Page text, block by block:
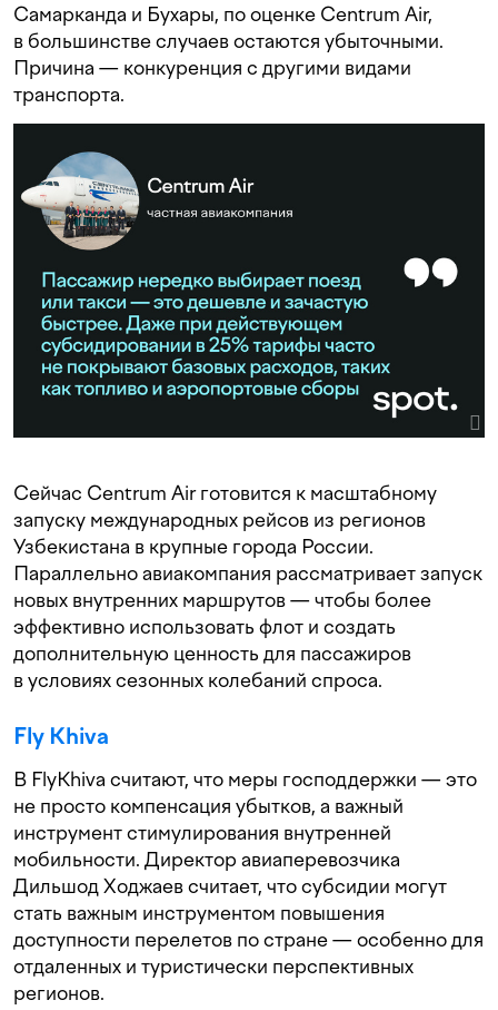
Самарканда и Бухары, по оценке Centrum Air,
в большинстве случаев остаются убыточными.
Причина — конкуренция с другими видами
транспорта.
Сейчас Centrum Air готовится к масштабному
запуску международных рейсов из регионов
Узбекистана в крупные города России.
Параллельно авиакомпания рассматривает запуск
новых внутренних маршрутов — чтобы более
эффективно использовать флот и создать
дополнительную ценность для пассажиров
в условиях сезонных колебаний спроса.
Fly Khiva
В FlyKhiva считают, что меры господдержки — это
не просто компенсация убытков, а важный
инструмент стимулирования внутренней
мобильности. Директор авиаперевозчика
Дильшод Ходжаев считает, что субсидии могут
стать важным инструментом повышения
доступности перелетов по стране — особенно для
отдаленных и туристически перспективных
регионов.